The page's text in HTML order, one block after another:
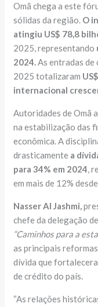
Omã chega a este
sólidas da região. O
atingiu US$ 78,8
2025, representando
2024.As entradas
2025 totalizaram
internacional
Autoridades de Omã
na estabilização das
econômica. A
drasticamente a
para 34% em 2024,
em mais de 12%
Nasser Al Jashmi,
chefe da delegação
“Caminhos para a
as principais
dívida que
de crédito do país.
“As relações